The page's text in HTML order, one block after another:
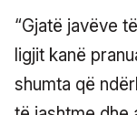
“Gjatë javëve
ligjit kanë
shumta që